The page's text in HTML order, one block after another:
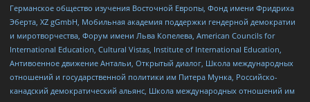
Германское общество изучения Восточной Европы, Фонд имени Фридриха
Эберта, XZ gGmbH, Мобильная академия поддержки гендерной демократии
и миротворчества, Форум имени Льва Копелева, American Councils for
International Education, Cultural Vistas, Institute of International Education,
Антивоенное движение Антальи, Открытый диалог, Школа международных
отношений и государственной политики им Питера Мунка, Российско-
канадский демократический альянс, Школа международных отношений им